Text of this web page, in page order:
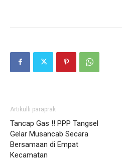
Artikulli paraprak
Tancap Gas !! PPP Tangsel
Gelar Musancab Secara
Bersamaan di Empat
Kecamatan